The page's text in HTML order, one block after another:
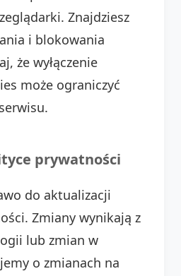
Znajdziesz
i blokowania
że wyłączenie
może ograniczyć
prywatności
do aktualizacji
Zmiany wynikają z
lub zmian w
o zmianach na